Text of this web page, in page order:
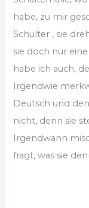
habe, zu mir
Schulter , sie
sie doch nur
habe ich auch,
Irgendwie
Deutsch und
nicht, denn sie
Irgendwann
fragt, was sie